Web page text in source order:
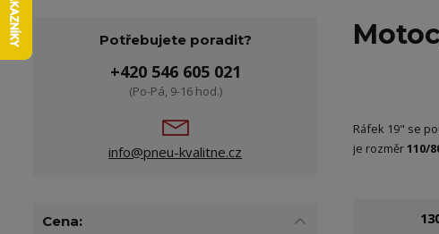
Ráfek 19" se
je rozměr110/
Cena:
Potřebujete poradit?
+420 546 605 021
(Po-Pá, 9-16 hod.)
info@pneu-kvalitne.cz